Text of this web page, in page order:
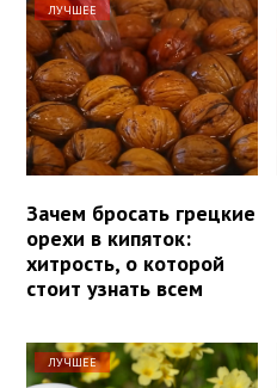
ЛУЧШЕЕ
Зачем бросать грецкие
орехи в кипяток:
хитрость, о которой
стоит узнать всем
ЛУЧШЕЕ